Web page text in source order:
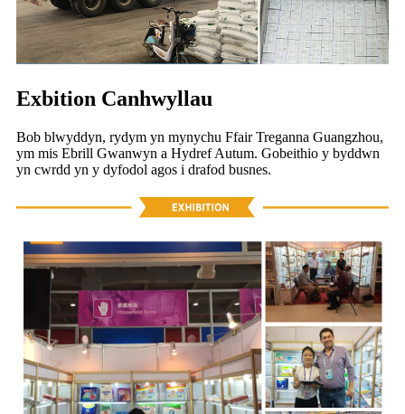
Exbition Canhwyllau
Bob blwyddyn, rydym yn mynychu Ffair Treganna Guangzhou,
ym mis Ebrill Gwanwyn a Hydref Autum. Gobeithio y byddwn
yn cwrdd yn y dyfodol agos i drafod busnes.